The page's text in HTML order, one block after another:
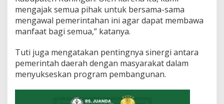
mengajak semua pihak untuk bersama-sama
mengawal pemerintahan ini agar dapat membawa
manfaat bagi semua,” katanya.
Tuti juga mengatakan pentingnya sinergi antara
pemerintah daerah dengan masyarakat dalam
menyukseskan program pembangunan.